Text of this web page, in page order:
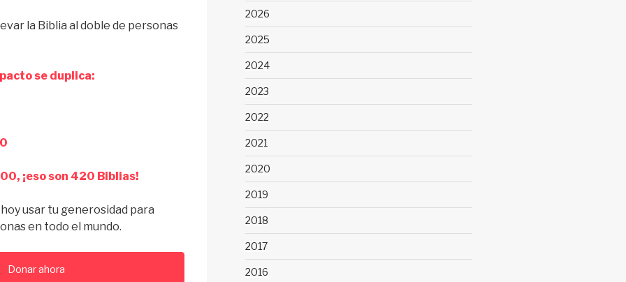
la Biblia al doble de personas
se duplica:
¡eso son 420 Biblias!
usar tu generosidad para
en todo el mundo.
Donar ahora
2026
2025
2024
2023
2022
2021
2020
2019
2018
2017
2016